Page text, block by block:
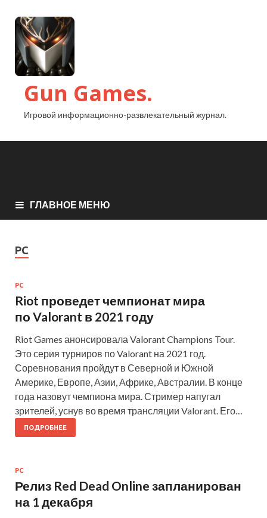
Gun Games.
Игровой информационно-развлекательный журнал.
ГЛАВНОЕ МЕНЮ
PC
PC
Riot проведет чемпионат мира
по Valorant в 2021 году
Riot Games анонсировала Valorant Champions Tour.
Это серия турниров по Valorant на 2021 год.
Соревнования пройдут в Северной и Южной
Америке, Европе, Азии, Африке, Австралии. В конце
года назовут чемпиона мира. Стример напугал
зрителей, уснув во время трансляции Valorant. Его…
ПОДРОБНЕЕ
PC
Релиз Red Dead Online запланирован
на 1 декабря